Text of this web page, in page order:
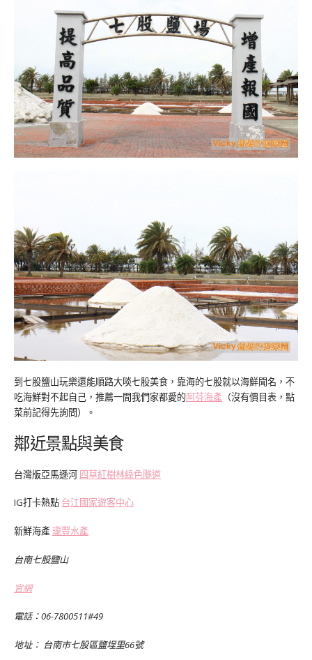
到七股鹽山玩樂還能順路大啖七股美食，靠海的七股就以海鮮聞名，不
吃海鮮對不起自己，推薦一間我們家都愛的阿芬海產 （沒有價目表，點
菜前記得先詢問）。
鄰近景點與美食
台灣版亞馬遜河 四草紅樹林綠色隧道
IG打卡熱點 台江國家遊客中心
新鮮海產瓏豐水產
台南七股鹽山
官網
電話：06-7800511#49
地址： 台南市七股區鹽埕里66號